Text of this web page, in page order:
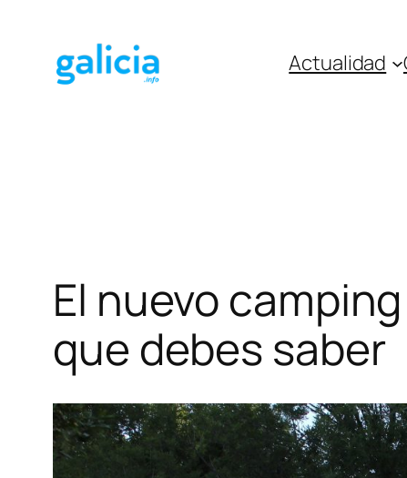
contenido
Actualidad
El nuevo
que debes saber